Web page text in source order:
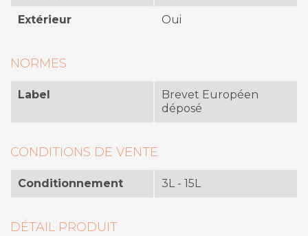
Extérieur Oui
NORMES
Label
Brevet Européen
déposé
CONDITIONS DE VENTE
Conditionnement 3L - 15L
DÉTAIL PRODUIT